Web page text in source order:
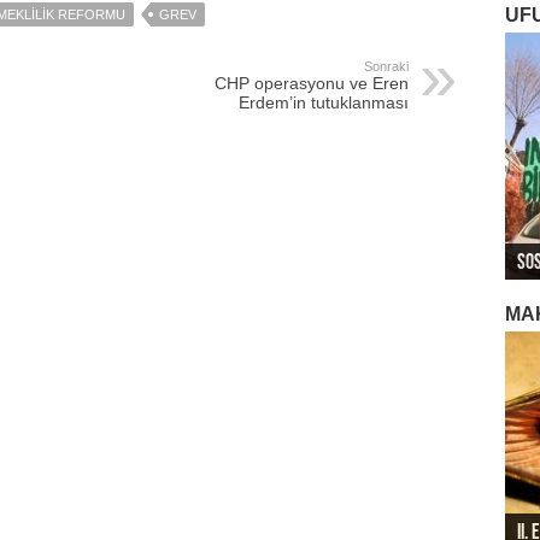
REFORMU GREV
Sonraki
CHP operasyonu ve Eren
Erdem’in tutuklanması
II.